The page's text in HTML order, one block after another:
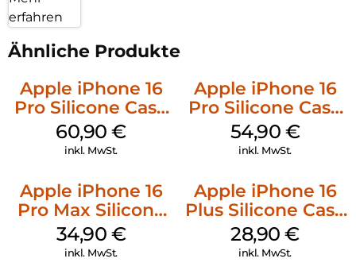
erfahren
Ähnliche Produkte
Apple iPhone 16
Pro Silicone Case
MagSafe Stone
Gray
60,90€
inkl. MwSt.
Apple iPhone 16
Pro Silicone Case
MagSafe Black
54,90 €
inkl. MwSt.
Apple iPhone 16
Pro Max Silicone
Case MagSafe
Denim
34,90 €
inkl. MwSt.
Apple iPhone 16
Plus Silicone Case
MagSafe Black
28,90€
inkl. MwSt.